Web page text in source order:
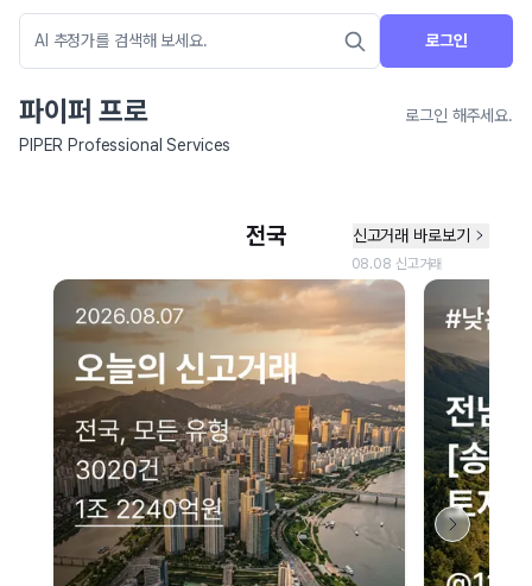
로그인
파이퍼 프로
로그인 해주세요.
PIPER Professional Services
네이버 지도 연결 안내
현재 네이버 지도 연결이 원활하지 않아 지도를 불러올 수 없습니다.
이용에 불편을 드려 죄송합니다.
다시 시도